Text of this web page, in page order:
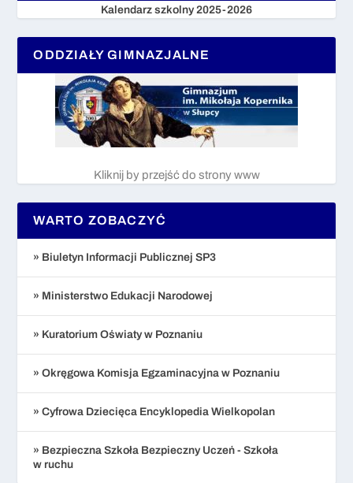
Kalendarz szkolny 2025-2026
ODDZIAŁY GIMNAZJALNE
Kliknij by przejść do strony www
WARTO ZOBACZYĆ
» Biuletyn Informacji Publicznej SP3
» Ministerstwo Edukacji Narodowej
» Kuratorium Oświaty w Poznaniu
» Okręgowa Komisja Egzaminacyjna w Poznaniu
» Cyfrowa Dziecięca Encyklopedia Wielkopolan
» Bezpieczna Szkoła Bezpieczny Uczeń - Szkoła
w ruchu